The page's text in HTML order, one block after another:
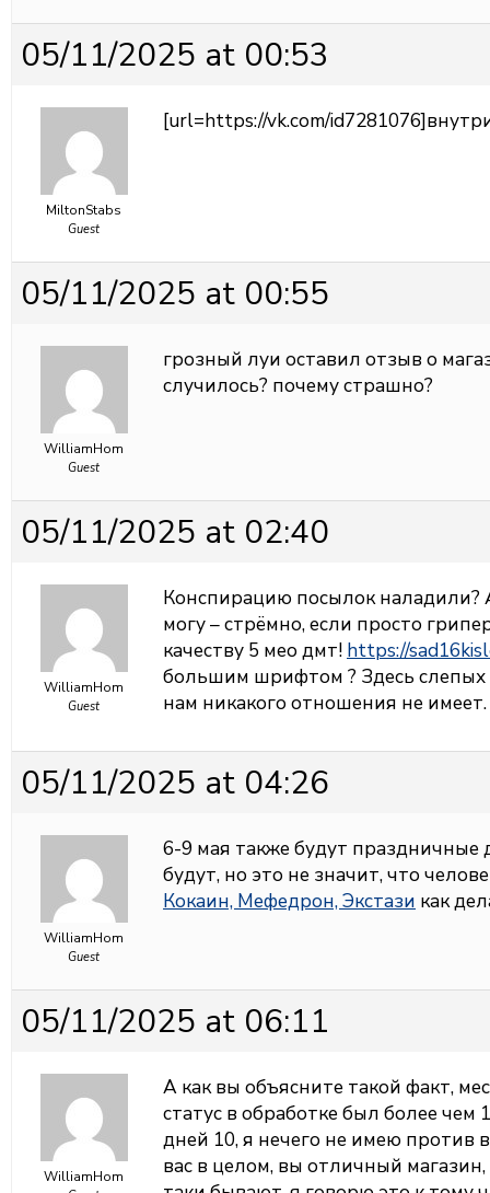
05/11/2025 at 00:53
MiltonStabs
Guest
[url=https://vk.com/
05/11/2025 at 00:55
WilliamHom
Guest
грозный луи оставил отзыв о
случилось? почему страшно?
05/11/2025 at 02:40
WilliamHom
Guest
Конспирацию посылок наладили?
могу – стрёмно, если просто
качеству 5 мео дмт! https://
большим шрифтом ? Здесь слепых
нам никакого отношения не имеет.
05/11/2025 at 04:26
WilliamHom
Guest
6-9 мая также будут праздничные
будут, но это не значит, что
Кокаин, Мефедрон, Экстази как
05/11/2025 at 06:11
WilliamHom
А как вы объясните такой факт,
статус в обработке был более
дней 10, я нечего не имею
вас в целом, вы отличный